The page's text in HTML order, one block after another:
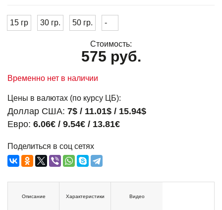
15 гр 30 гр. 50 гр. -
Стоимость:
575 руб.
Временно нет в наличии
Цены в валютах (по курсу ЦБ):
Доллар США: 7$ / 11.01$ / 15.94$
Евро: 6.06€ / 9.54€ / 13.81€
Поделиться в соц сетях
Описание Характеристики Видео